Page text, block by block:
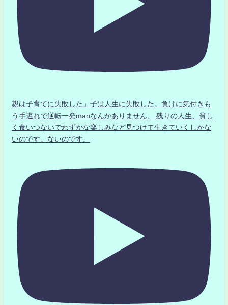
親は子育てに失敗した」子は人生に失敗した。負けに気付きも
う手遅れで逆転一発manなんかありません、 残りの人生、貧し
く食いつないでわずかな楽しみなど見つけて生きていくしかな
いのです。ないのです。